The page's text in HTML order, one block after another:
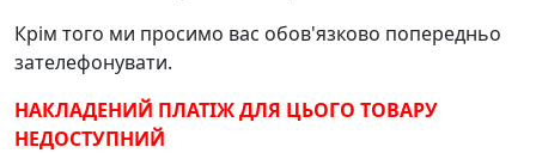
Крім того ми просимо вас обов'язково попередньо
зателефонувати.
НАКЛАДЕНИЙ ПЛАТІЖ ДЛЯ ЦЬОГО ТОВАРУ
НЕДОСТУПНИЙ